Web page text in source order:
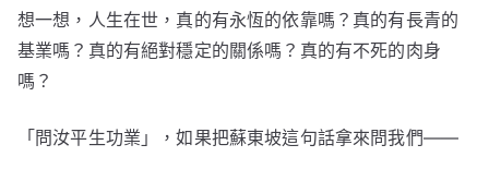
想一想，人生在世，真的有永恆的依靠嗎？真的有長青的
基業嗎？真的有絕對穩定的關係嗎？真的有不死的肉身
嗎？
「問汝平生功業」，如果把蘇東坡這句話拿來問我們——